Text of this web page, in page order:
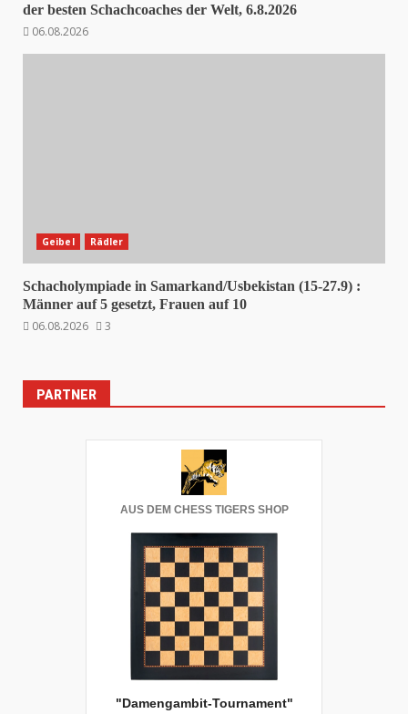
der besten Schachcoaches der Welt, 6.8.2026
06.08.2026
Geibel Rädler
Schacholympiade in Samarkand/Usbekistan (15-27.9) :
Männer auf 5 gesetzt, Frauen auf 10
06.08.2026
3
PARTNER
AUS DEM CHESS TIGERS SHOP
"Damengambit-Tournament"